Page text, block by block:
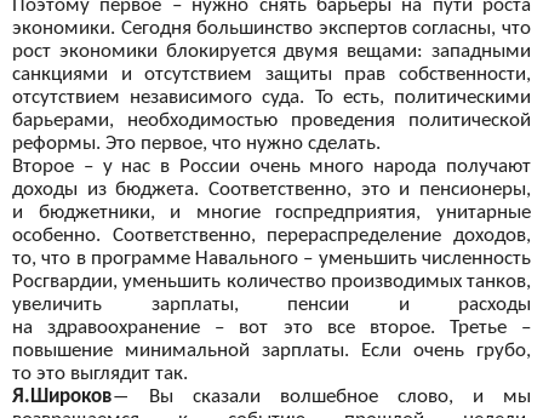
Поэтому первое – нужно снять барьеры на
пути роста
экономики. Сегодня большинство экспертов согласны, что
рост экономики блокируется двумя вещами: западными
санкциями и
отсутствием защиты прав собственности,
отсутствием независимого суда. То есть, политическими
барьерами, необходимостью проведения политической
реформы. Это первое, что нужно сделать.
Второе – у нас в России очень много народа получают
доходы из бюджета. Соответственно, это и пенсионеры,
и
бюджетники, и
многие госпредприятия, унитарные
особенно. Соответственно, перераспределение доходов,
то, что в программе Навального – уменьшить численность
Росгвардии, уменьшить количество производимых танков,
увеличить зарплаты, пенсии и
расходы
на
здравоохранение – вот
это все второе. Третье –
повышение минимальной зарплаты. Если очень грубо,
то это выглядит так.
Я.Широков― Вы сказали волшебное слово, и
мы